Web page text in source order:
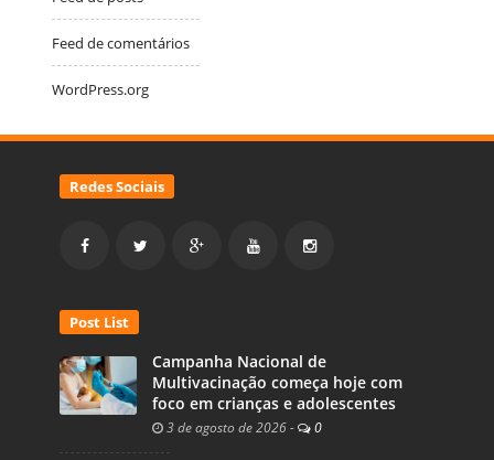
Feed de comentários
WordPress.org
Redes Sociais
Post List
Campanha Nacional de
Multivacinação começa hoje com
foco em crianças e adolescentes
3 de agosto de 2026 - 0